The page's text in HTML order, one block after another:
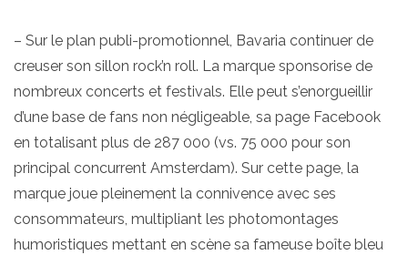
– Sur le plan publi-promotionnel, Bavaria continuer de
creuser son sillon rock’n roll. La marque sponsorise de
nombreux concerts et festivals. Elle peut s’enorgueillir
d’une base de fans non négligeable, sa page Facebook
en totalisant plus de 287 000 (vs. 75 000 pour son
principal concurrent Amsterdam). Sur cette page, la
marque joue pleinement la connivence avec ses
consommateurs, multipliant les photomontages
humoristiques mettant en scène sa fameuse boîte bleu